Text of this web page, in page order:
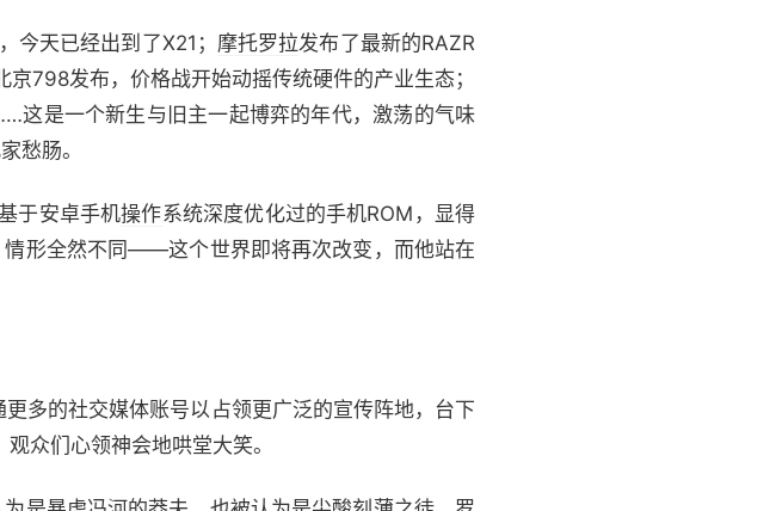
天已经出到了X21； 摩托罗拉发布了最新的RAZR
798发布，价格战开始动摇传统硬件的产业生态；
这是一个新生与旧主一起博弈的年代，激荡的气味
愁肠。
于安卓手机操作系统深度优化过的手机ROM，显得
形全然不同——这个世界即将再次改变，而他站在
的社交媒体账号以占领更广泛的宣传阵地，台下
众们心领神会地哄堂大笑。